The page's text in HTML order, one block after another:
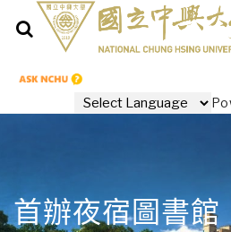
首辦夜宿圖書館